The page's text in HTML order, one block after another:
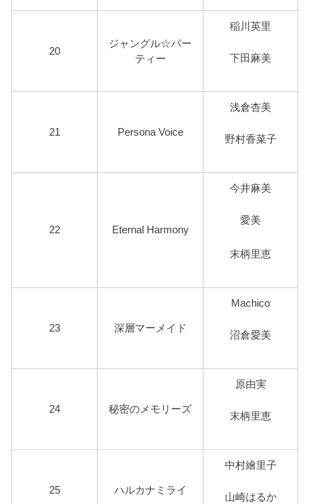
20
ジャングル☆パー
ティー
稲川英里
下田麻美
21 Persona Voice
浅倉杏美
野村香菜子
22 Eternal Harmony
今井麻美
愛美
末柄里恵
23 深層マーメイド
Machico
沼倉愛美
24 秘密のメモリーズ
原由実
末柄里恵
25 ハルカナミライ
中村繪里子
山崎はるか